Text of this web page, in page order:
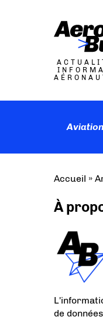
Accueil »
À
de